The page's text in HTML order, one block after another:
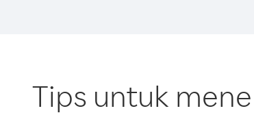
Tips untuk